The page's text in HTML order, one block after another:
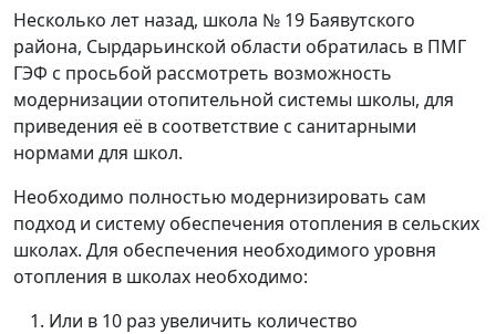
Несколько лет назад, школа № 19 Баявутского
района, Сырдарьинской области обратилась в ПМГ
ГЭФ с просьбой рассмотреть возможность
модернизации отопительной системы школы, для
приведения её в соответствие с санитарными
нормами для школ.
Необходимо полностью модернизировать сам
подход и систему обеспечения отопления в сельских
школах. Для обеспечения необходимого уровня
отопления в школах необходимо:
Или в 10 раз увеличить количество